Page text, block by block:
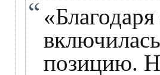
позицию.